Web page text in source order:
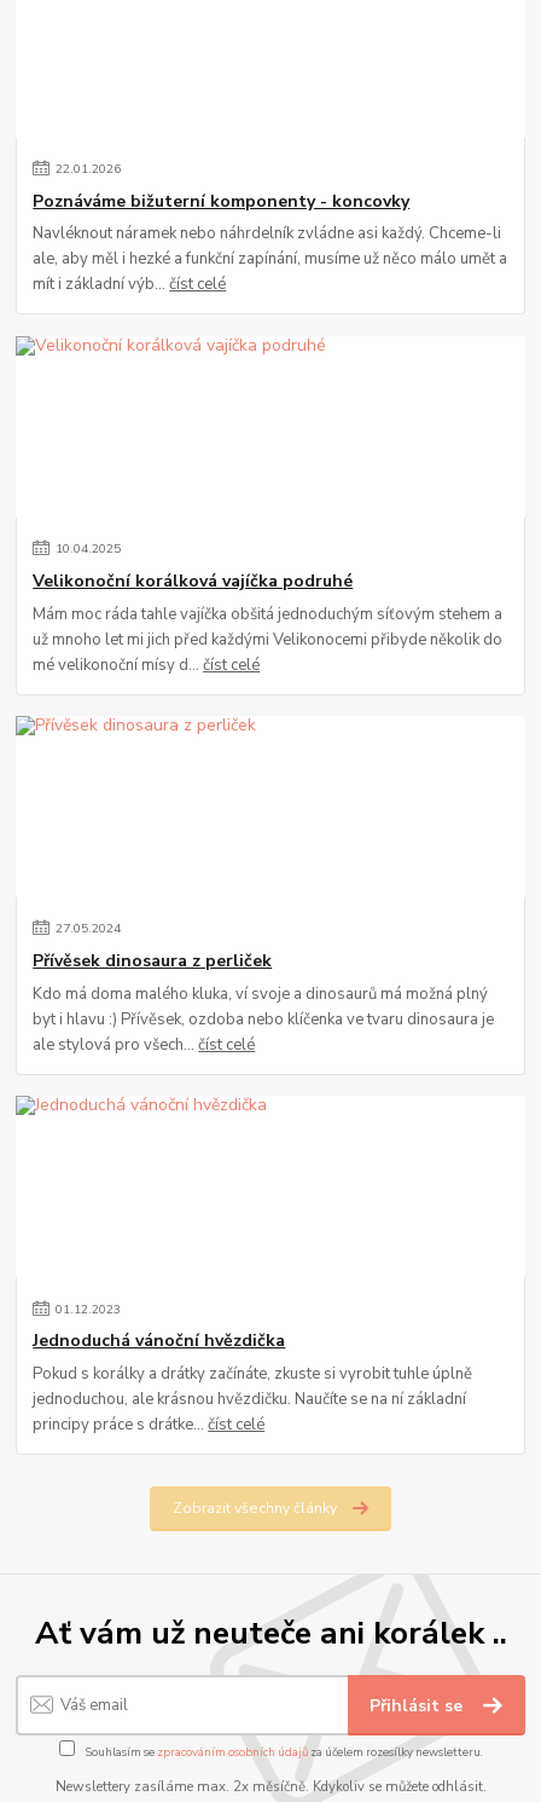
22.01.2026
Poznáváme bižuterní komponenty - koncovky
Navléknout náramek nebo náhrdelník zvládne asi každý. Chceme-li
ale, aby měl i hezké a funkční zapínání, musíme už něco málo umět a
mít i základní výb...číst celé
10.04.2025
Velikonoční korálková vajíčka podruhé
Mám moc ráda tahle vajíčka obšitá jednoduchým síťovým stehem a
už mnoho let mi jich před každými Velikonocemi přibyde několik do
mé velikonoční mísy d...číst celé
27.05.2024
Přívěsek dinosaura z perliček
Kdo má doma malého kluka, ví svoje a dinosaurů má možná plný
byt i hlavu :) Přívěsek, ozdoba nebo klíčenka ve tvaru dinosaura je
ale stylová pro všech...číst celé
01.12.2023
Jednoduchá vánoční hvězdička
Pokud s korálky a drátky začínáte, zkuste si vyrobit tuhle úplně
jednoduchou, ale krásnou hvězdičku. Naučíte se na ní základní
principy práce s drátke...číst celé
Zobrazit všechny články
Ať vám už neuteče ani korálek ..
Přihlásit se
Souhlasím se zpracováním osobních údajůza účelem rozesílky newsletteru.
Newslettery zasíláme max. 2x měsíčně. Kdykoliv se můžete odhlásit.